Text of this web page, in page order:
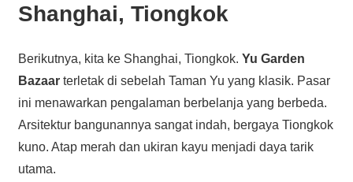
Shanghai, Tiongkok
Berikutnya, kita ke Shanghai, Tiongkok. Yu Garden
Bazaarterletak di sebelah Taman Yu yang klasik. Pasar
ini menawarkan pengalaman berbelanja yang berbeda.
Arsitektur bangunannya sangat indah, bergaya Tiongkok
kuno. Atap merah dan ukiran kayu menjadi daya tarik
utama.